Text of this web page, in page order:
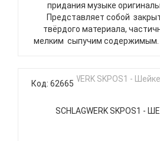
придания музыке
Представляет собой
твёрдого материала,
мелким сыпучим содержимым.
Код: 62665
SCHLAGWERK SKPOS1 -